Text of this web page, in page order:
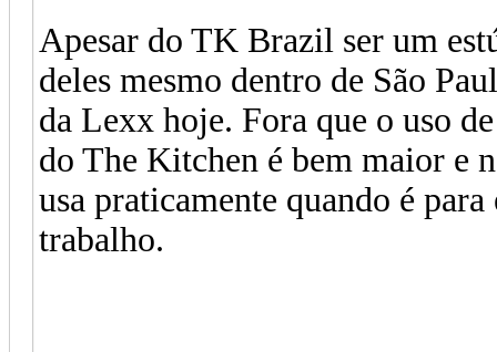
Apesar do TK Brazil ser um
deles mesmo dentro de São
da Lexx hoje. Fora que o uso
do The Kitchen é bem maior e
usa praticamente quando é
trabalho.